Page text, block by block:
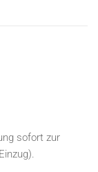
sofort zur